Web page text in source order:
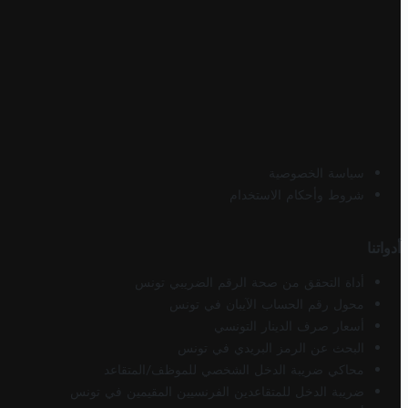
سياسة الخصوصية
شروط وأحكام الاستخدام
أدواتنا
أداة التحقق من صحة الرقم الضريبي تونس
محول رقم الحساب الآيبان في تونس
أسعار صرف الدينار التونسي
البحث عن الرمز البريدي في تونس
محاكي ضريبة الدخل الشخصي للموظف/المتقاعد
ضريبة الدخل للمتقاعدين الفرنسيين المقيمين في تونس